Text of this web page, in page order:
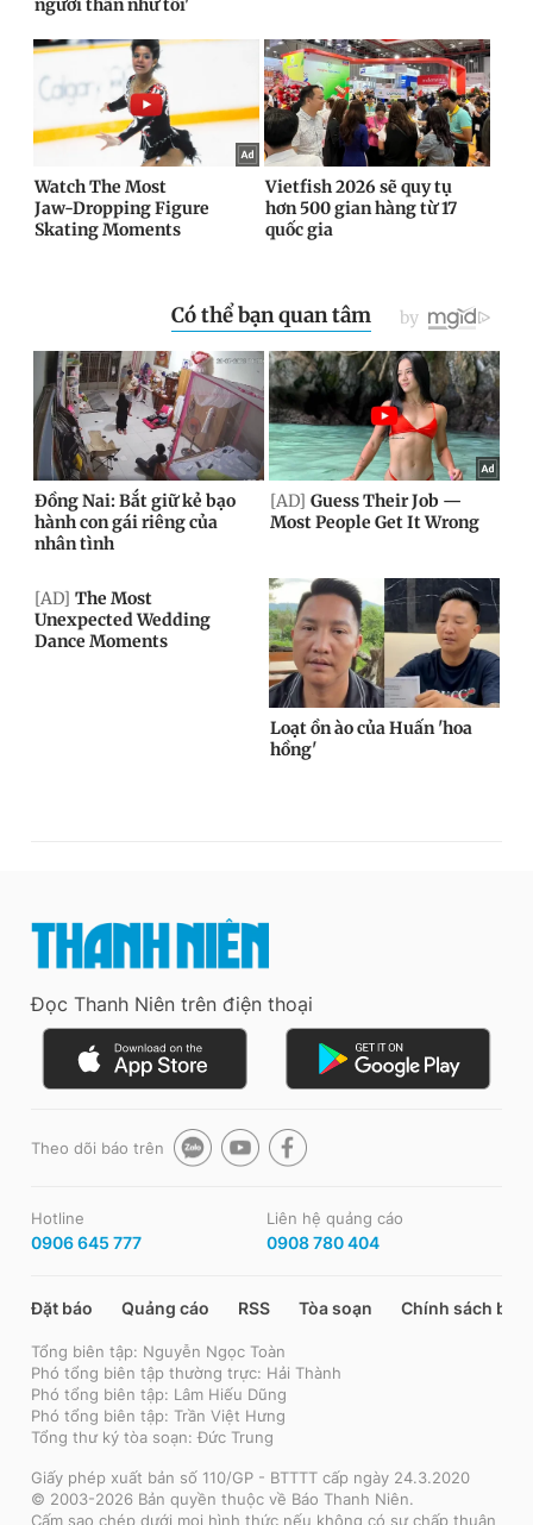
Đọc Thanh Niên trên điện thoại
Theo dõi báo trên
Hotline
0906 645 777
Liên hệ quảng cáo
0908 780 404
Đặt báo Quảng cáo RSS Tòa soạn Chính sách bảo
Tổng biên tập: Nguyễn Ngọc Toàn
Phó tổng biên tập thường trực: Hải Thành
Phó tổng biên tập: Lâm Hiếu Dũng
Phó tổng biên tập: Trần Việt Hưng
Tổng thư ký tòa soạn: Đức Trung
Giấy phép xuất bản số 110/GP - BTTTT cấp ngày 24.3.2020
© 2003-2026 Bản quyền thuộc về Báo Thanh Niên.
Cấm sao chép dưới mọi hình thức nếu không có sự chấp thuận